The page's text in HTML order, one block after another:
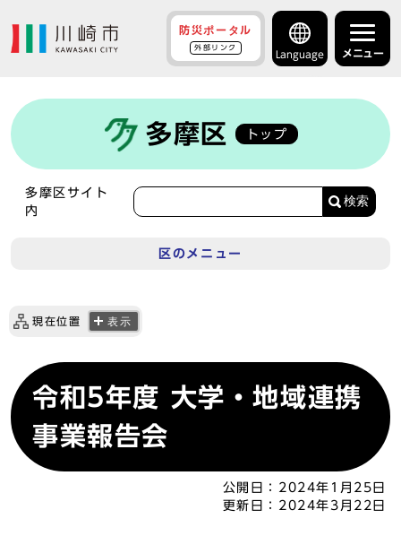
防災ポータル
外部リンク
Language メニュー
多摩区 トップ
多摩区サイト
内
検索
区のメニュー
現在位置 表示
令和5年度 大学・地域連携
事業報告会
公開日： 2024年1月25日
更新日： 2024年3月22日